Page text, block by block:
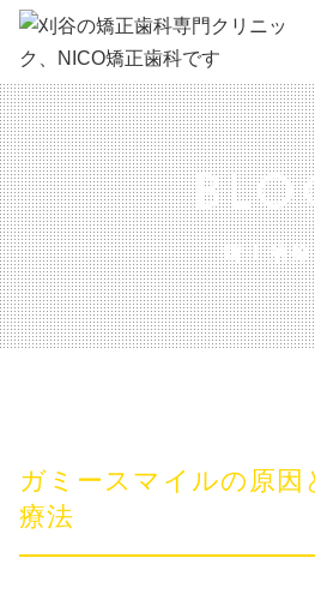
矯正治療
ガミースマイルの原因
療法